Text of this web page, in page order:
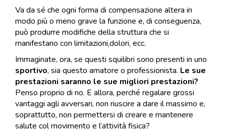
Va da sé che ogni forma di compensazione altera in
modo più o meno grave la funzione e, di conseguenza,
può produrre modifiche della struttura che si
manifestano con limitazioni,dolori, ecc.
Immaginate, ora, se questi squilibri sono presenti in uno
sportivo, sia questo amatore o professionista. Le sue
prestazioni saranno le sue migliori prestazioni?
Penso proprio di no. E allora, perché regalare grossi
vantaggi agli avversari, non riuscire a dare il massimo e,
soprattutto, non permettersi di creare e mantenere
salute col movimento e l’attività fisica?